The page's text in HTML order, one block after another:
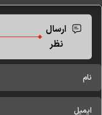
ارسال
نظر